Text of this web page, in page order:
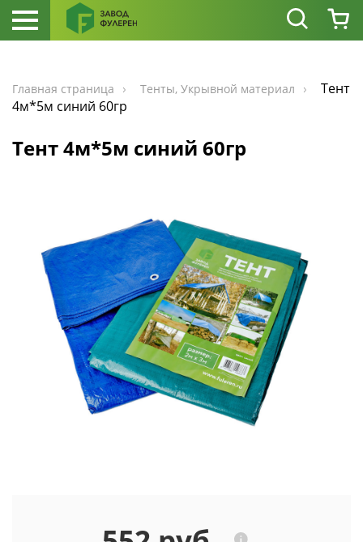
Главная страница Тенты, Укрывной материал
Тент
4м*5м синий 60гр
Тент 4м*5м синий 60гр